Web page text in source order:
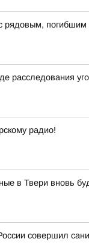
рядовым,
расследования
радио!
в Твери вновь
совершил